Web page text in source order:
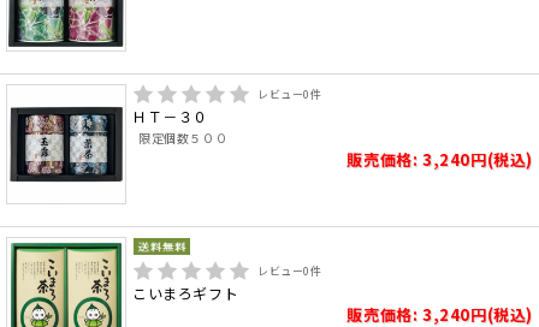
レビュー0件
ＨＴ－３０
限定個数５００
販売価格: 3,240円(税込)
レビュー0件
こいまろギフト
販売価格: 3,240円(税込)